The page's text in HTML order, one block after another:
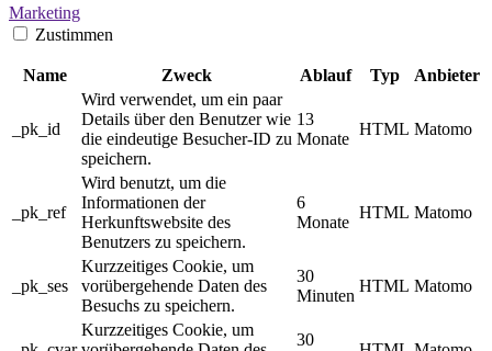
Marketing
Zustimmen
Name Zweck Ablauf Typ Anbieter
_pk_id
Wird verwendet, um ein paar
Details über den Benutzer wie
die eindeutige Besucher-ID zu
speichern.
13
Monate
HTML Matomo
_pk_ref
Wird benutzt, um die
Informationen der
Herkunftswebsite des
Benutzers zu speichern.
6
Monate
HTML Matomo
_pk_ses
Kurzzeitiges Cookie, um
vorübergehende Daten des
Besuchs zu speichern.
30
Minuten
HTML Matomo
Kurzzeitiges Cookie, um
30